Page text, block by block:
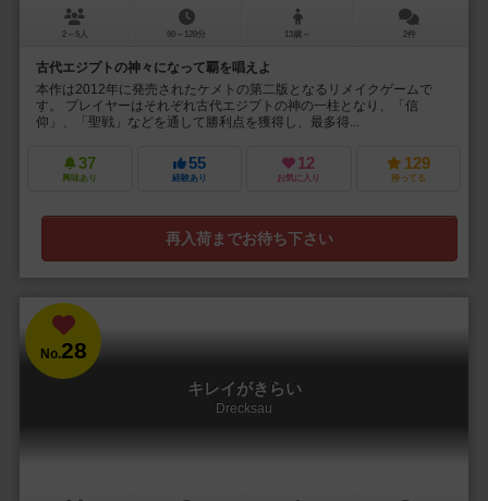
2～5人 90～120分 13歳～ 2件
古代エジプトの神々になって覇を唱えよ
本作は2012年に発売されたケメトの第二版となるリメイクゲームで
す。 プレイヤーはそれぞれ古代エジプトの神の一柱となり、「信
仰」、「聖戦」などを通して勝利点を獲得し、最多得...
37
興味あり
55
経験あり
12
お気に入り
129
持ってる
再入荷までお待ち下さい
No.28
キレイがきらい
Drecksau